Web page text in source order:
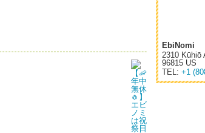
EbiNomi
2310 Kūhiō
96815 US
TEL:+1